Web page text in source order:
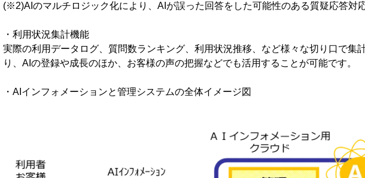
(※2)AIのマルチロジック化により、AIが誤った回答をした可能性のある質疑応答対
・利用状況集計機能
実際の利用データログ、質問数ランキング、利用状況推移、など様々な切り口で集
り、AIの登録や成長のほか、お客様の声の把握などでも活用することが可能です。
・AIインフォメーションと管理システムの全体イメージ図